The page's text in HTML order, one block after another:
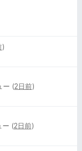
)
ー (2日前)
ー (2日前)